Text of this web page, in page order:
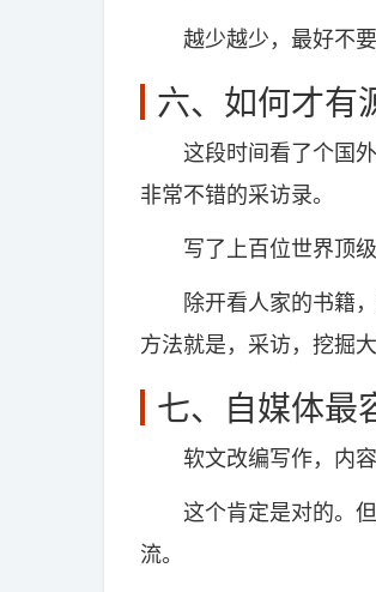
越少越少，最好不要
六、如何才有
这段时间看了个国外
非常不错的采访录。
写了上百位世界顶级
除开看人家的书籍，
方法就是，采访，挖掘
七、自媒体最
软文改编写作，内容
这个肯定是对的。但
流。